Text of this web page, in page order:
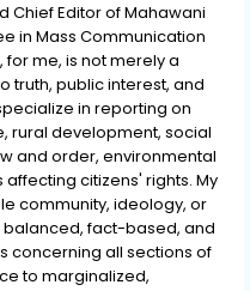
Chief Editor of Mahawani
in Mass Communication
me, is not merely a
truth, public interest, and
in reporting on
rural development, social
and order, environmental
citizens' rights. My
community, ideology, or
balanced, fact-based, and
concerning all sections of
to marginalized,